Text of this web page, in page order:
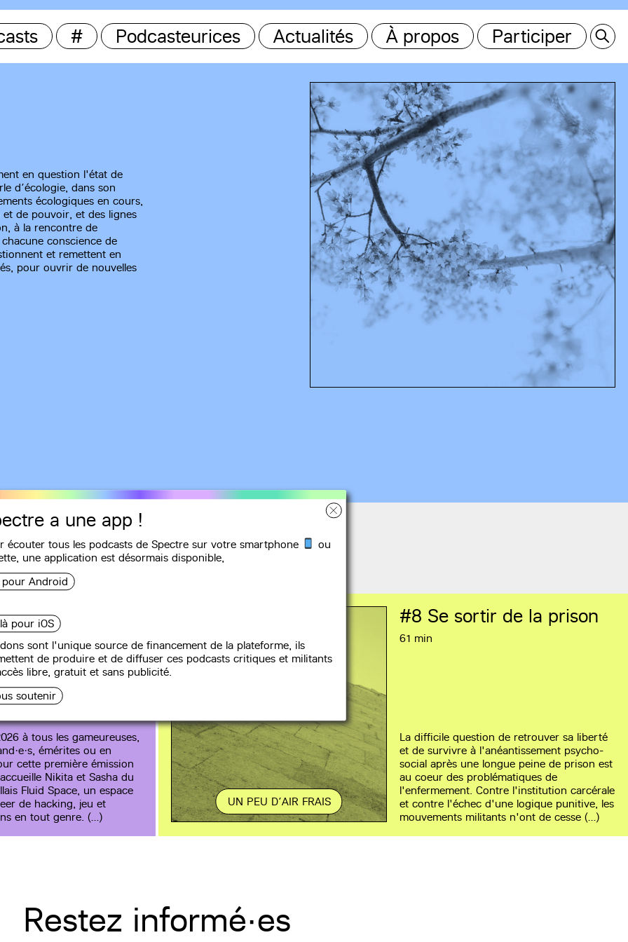
# Podcasteurices Actualités À propos Participer
a une app !
écouter tous les podcasts de Spectre sur votre smartphone
ou
une application est désormais disponible,
Android
pour iOS
sont l'unique source de financement de la plateforme, ils
de produire et de diffuser ces podcasts critiques et militants
libre, gratuit et sans publicité.
soutenir
en question l'état de
d’écologie, dans son
écologiques en cours,
de pouvoir, et des lignes
à la rencontre de
conscience de
et remettent en
pour ouvrir de nouvelles
Recommandations
Space"et
jeu vidéo c’est
?
à tous les gameureuses,
émérites ou en
cette première émission
Nikita et Sasha du
Fluid Space, un espace
de hacking, jeu et
en tout genre. (…)
UN PEU D’AIR FRAIS
#8 Se sortir de la prison
61 min
La difficile question de retrouver sa liberté
et de survivre à l'anéantissement psycho-
social après une longue peine de prison est
au coeur des problématiques de
l'enfermement. Contre l'institution carcérale
et contre l'échec d'une logique punitive, les
mouvements militants n'ont de cesse (…)
Restez informé·es